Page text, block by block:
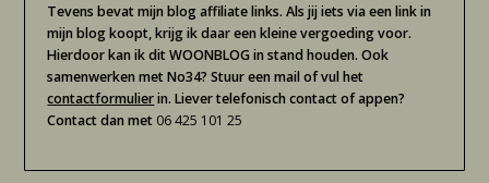
Tevens bevat mijn blog affiliate links. Als jij iets via een link in
mijn blog koopt, krijg ik daar een kleine vergoeding voor.
Hierdoor kan ik dit WOONBLOG in stand houden. Ook
samenwerken met No34? Stuur een mail of vul het
contactformulierin. Liever telefonisch contact of appen?
Contact dan met 06 425 101 25